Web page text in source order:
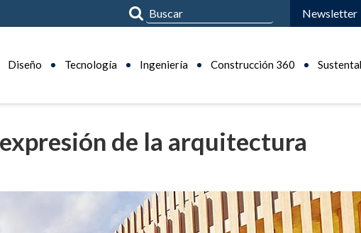
Newsletter
Diseño Tecnología Ingeniería Construcción 360
de la arquitectura